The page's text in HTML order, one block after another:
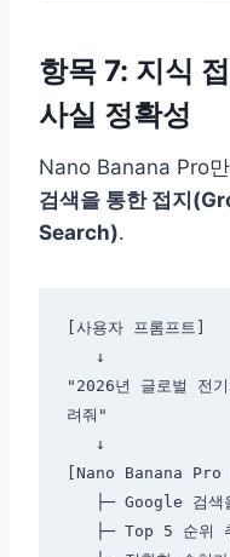
항목 7: 지식
사실 정확성
Nano Banana Pro
검색을 통한 접지
Search).
[사용자 프롬프트]
"2026년 글로벌 전
려줘"
[Nano Banana Pro